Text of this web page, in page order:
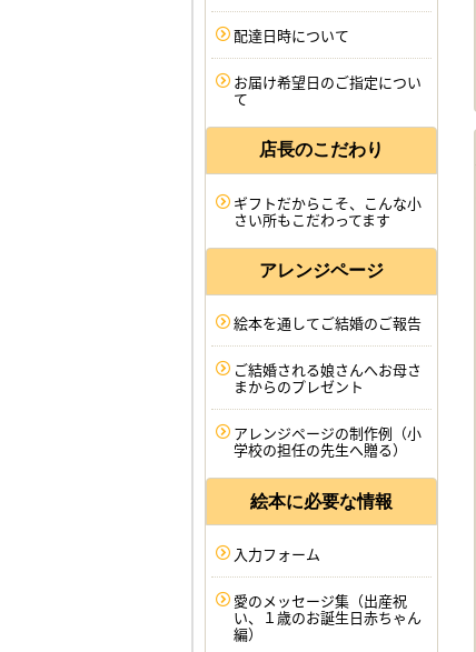
配達日時について
お届け希望日のご指定につい
て
店長のこだわり
ギフトだからこそ、こんな小
さい所もこだわってます
アレンジページ
絵本を通してご結婚のご報告
ご結婚される娘さんへお母さ
まからのプレゼント
アレンジページの制作例（小
学校の担任の先生へ贈る）
絵本に必要な情報
入力フォーム
愛のメッセージ集（出産祝
い、１歳のお誕生日赤ちゃん
編）